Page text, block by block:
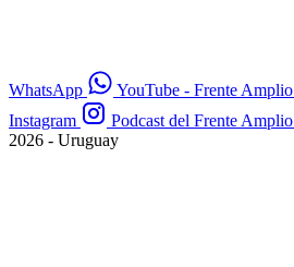
WhatsApp YouTube - Frente Amplio
Instagram
Podcast del Frente Amplio
2026 - Uruguay